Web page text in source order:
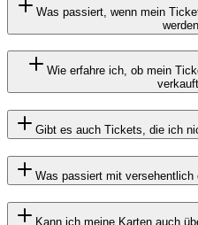
Was passiert, wenn mein
Wie erfahre ich, ob mein
Gibt es auch Tickets, die ich
Was passiert mit
Kann ich meine Karten auch